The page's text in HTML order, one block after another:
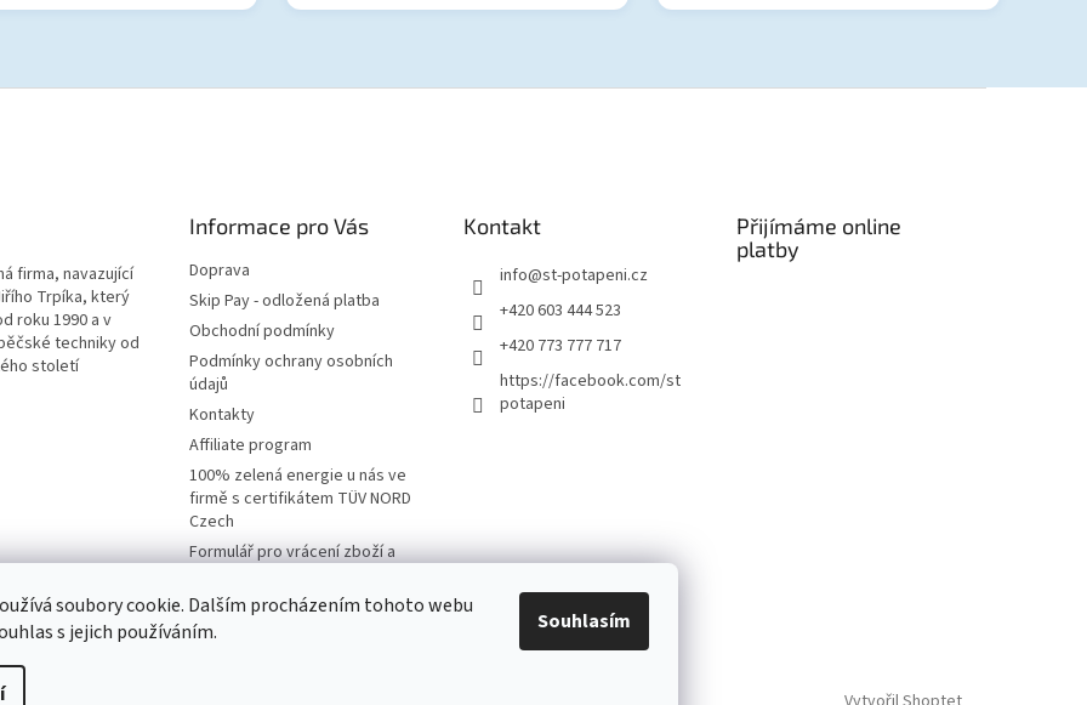
soubory cookie. Dalším procházením tohoto webu
s jejich používáním.
Souhlasím
firma, navazující
Trpíka, který
roku 1990 a v
techniky od
století
Informace pro Vás
Doprava
Skip Pay - odložená platba
Obchodní podmínky
Podmínky ochrany osobních
údajů
Kontakty
Affiliate program
100% zelená energie u nás ve
firmě s certifikátem TÜV NORD
Czech
Formulář pro vrácení zboží a
Moje objednávka
Kontakt
info@st-potapeni.cz
+420 603 444 523
+420 773 777 717
https://facebook.com/st
potapeni
Přijímáme online
platby